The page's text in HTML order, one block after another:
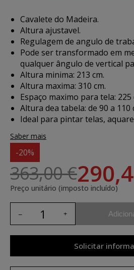
Cavalete do Madeira.
Altura ajustavel.
Regulagem de angulo de
Pode ser transformado em
qualquer ângulo de vertical
Altura minima: 213 cm.
Altura maxima: 310 cm.
Espaço maximo para tela: 225
Altura dea tabela: de 90 a 110
Ideal para pintar telas,
Saber mais
-20%
363,00 €
Preço unitário (imposto incluído)
Solicitar